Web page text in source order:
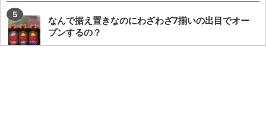
なんで据え置きなのにわざわざ7揃いの出目でオー
プンするの？